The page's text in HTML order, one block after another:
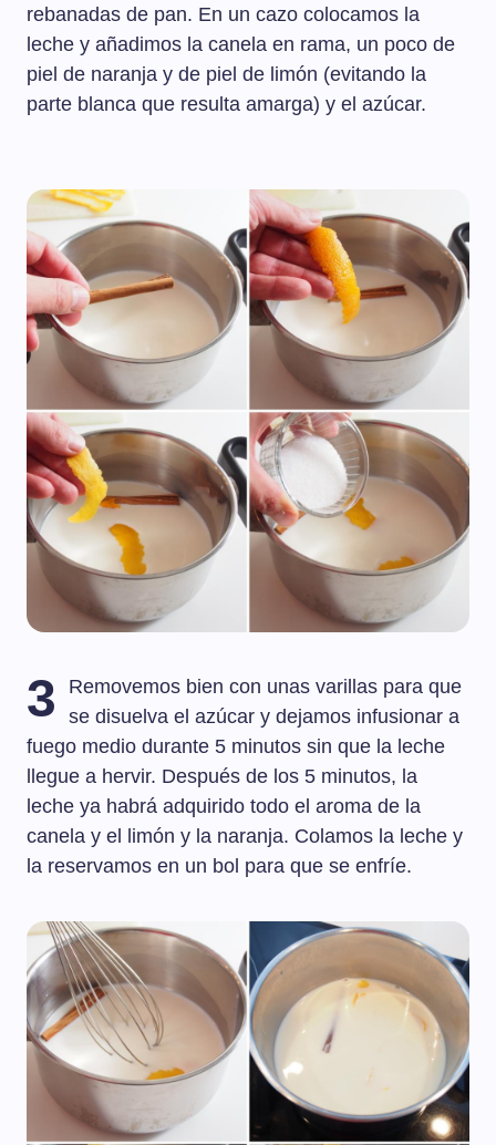
rebanadas de pan. En un cazo colocamos la
leche y añadimos la canela en rama, un poco de
piel de naranja y de piel de limón (evitando la
parte blanca que resulta amarga) y el azúcar.
3
Removemos bien con unas varillas para que
se disuelva el azúcar y dejamos infusionar a
fuego medio durante 5 minutos sin que la leche
llegue a hervir. Después de los 5 minutos, la
leche ya habrá adquirido todo el aroma de la
canela y el limón y la naranja. Colamos la leche y
la reservamos en un bol para que se enfríe.